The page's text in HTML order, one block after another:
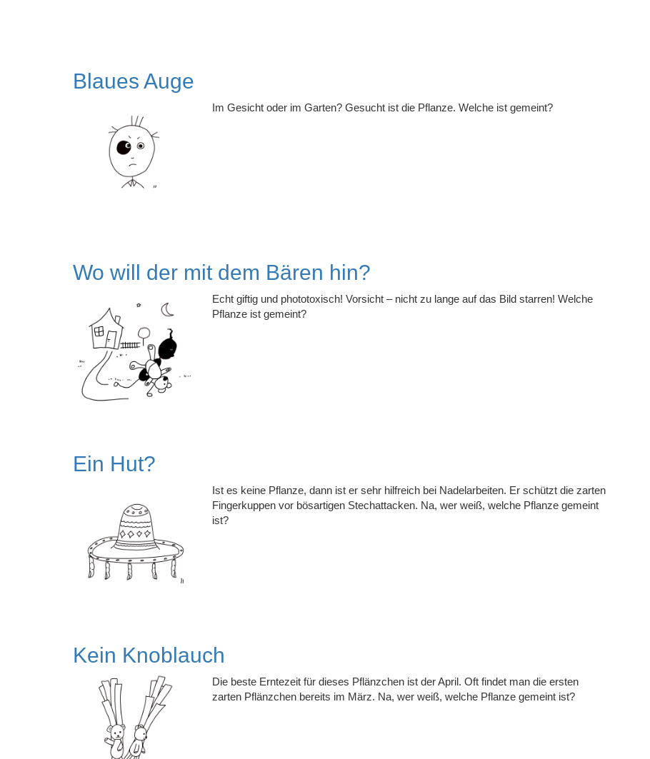
Blaues Auge
Im Gesicht oder im Garten? Gesucht ist die Pflanze. Welche ist gemeint?
Wo will der mit dem Bären hin?
Echt giftig und phototoxisch! Vorsicht – nicht zu lange auf das Bild starren! Welche
Pflanze ist gemeint?
Ein Hut?
Ist es keine Pflanze, dann ist er sehr hilfreich bei Nadelarbeiten. Er schützt die zarten
Fingerkuppen vor bösartigen Stechattacken. Na, wer weiß, welche Pflanze gemeint
ist?
Kein Knoblauch
Die beste Erntezeit für dieses Pflänzchen ist der April. Oft findet man die ersten
zarten Pflänzchen bereits im März. Na, wer weiß, welche Pflanze gemeint ist?